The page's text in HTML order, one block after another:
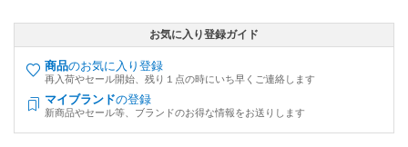
お気に入り登録ガイド
商品のお気に入り登録
再入荷やセール開始、残り１点の時にいち早くご連絡します
マイブランドの登録
新商品やセール等、ブランドのお得な情報をお送りします